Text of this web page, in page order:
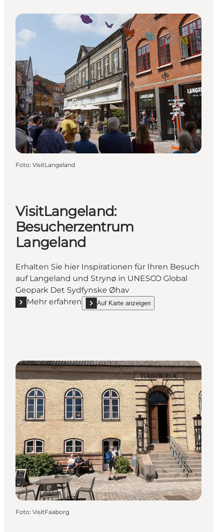
Foto: VisitLangeland
VisitLangeland:
Besucherzentrum
Langeland
Erhalten Sie hier Inspirationen für Ihren Besuch
auf Langeland und Strynø in UNESCO Global
Geopark Det Sydfynske Øhav
Mehr erfahren
Mehr erfahren "VisitLangeland: Besucherzentrum
Auf Karte anzeigen
show VisitLangeland: Besucherzentrum
Foto: VisitFaaborg